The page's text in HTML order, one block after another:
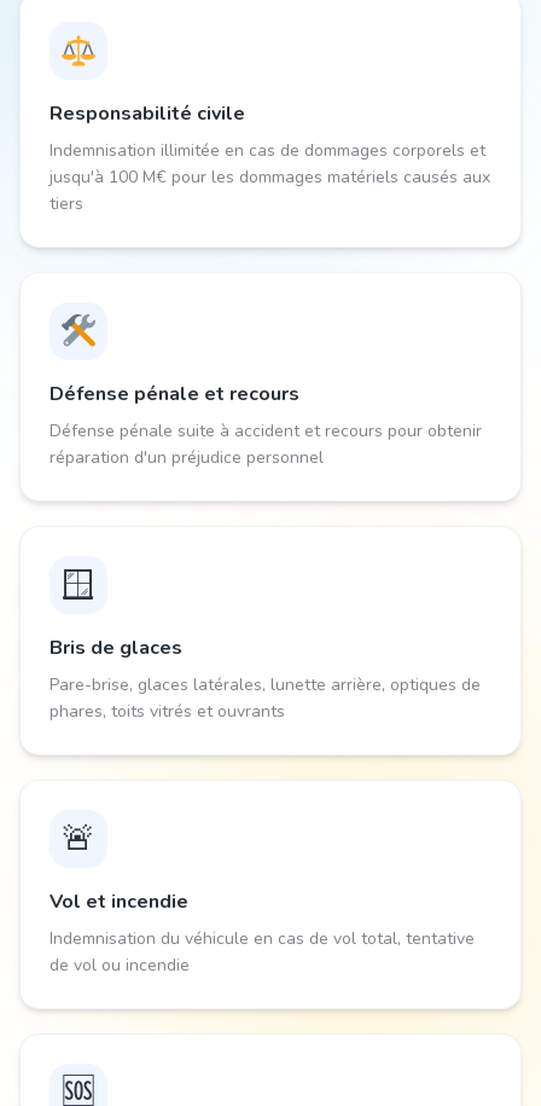
Responsabilité civile
Indemnisation illimitée en cas de dommages corporels et
jusqu'à 100 M€ pour les dommages matériels causés aux
tiers
Défense pénale et recours
Défense pénale suite à accident et recours pour obtenir
réparation d'un préjudice personnel
🪟
Bris de glaces
Pare-brise, glaces latérales, lunette arrière, optiques de
phares, toits vitrés et ouvrants
🚨
Vol et incendie
Indemnisation du véhicule en cas de vol total, tentative
de vol ou incendie
🆘